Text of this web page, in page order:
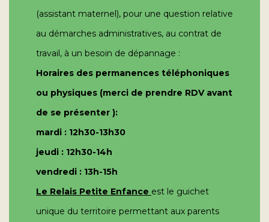
(assistant maternel), pour une question relative
au démarches administratives, au contrat de
travail, à un besoin de dépannage :
Horaires des permanences téléphoniques
ou physiques (merci de prendre RDV avant
de se présenter ):
mardi : 12h30-13h30
jeudi : 12h30-14h
vendredi : 13h-15h
Le Relais Petite Enfance est le guichet
unique du territoire permettant aux parents